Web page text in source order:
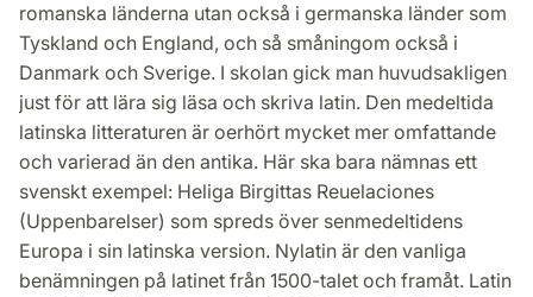
romanska länderna utan också i germanska länder som
Tyskland och England, och så småningom också i
Danmark och Sverige. I skolan gick man huvudsakligen
just för att lära sig läsa och skriva latin. Den medeltida
latinska litteraturen är oerhört mycket mer omfattande
och varierad än den antika. Här ska bara nämnas ett
svenskt exempel: Heliga Birgittas Reuelaciones
(Uppenbarelser) som spreds över senmedeltidens
Europa i sin latinska version. Nylatin är den vanliga
benämningen på latinet från 1500-talet och framåt. Latin